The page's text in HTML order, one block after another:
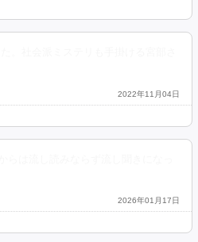
2022年11月04日
2026年01月17日